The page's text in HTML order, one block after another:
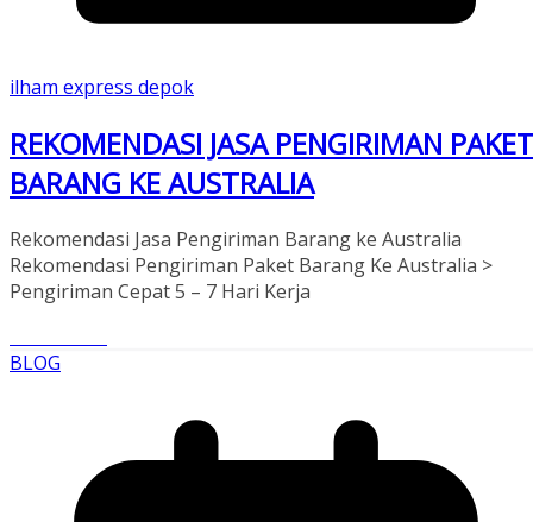
ilham express depok
REKOMENDASI JASA PENGIRIMAN PAKET
BARANG KE AUSTRALIA
Rekomendasi Jasa Pengiriman Barang ke Australia
Rekomendasi Pengiriman Paket Barang Ke Australia >
Pengiriman Cepat 5 – 7 Hari Kerja
BLOG